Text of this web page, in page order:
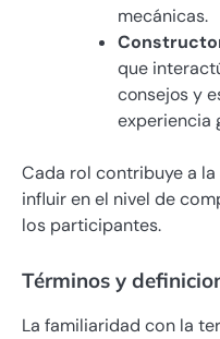
mecánicas.
que
consejos y
experiencia
Cada rol contribuye a
influir en el nivel de
los participantes.
Términos y
La familiaridad con la